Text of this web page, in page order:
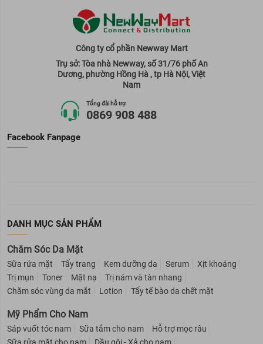
Công ty cổ phần Newway Mart
Trụ sở: Tòa nhà Newway, số 31/76 phố An
Dương, phường Hồng Hà , tp Hà Nội, Việt
Nam
Tổng đài hỗ trợ
0869 908 488
Facebook Fanpage
DANH MỤC SẢN PHẨM
Chăm Sóc Da Mặt
Sữa rửa mặt Tẩy trang Kem dưỡng da Serum
Xịt khoáng
Trị mụn
Toner Mặt nạ
Trị nám và tàn nhang
Chăm sóc vùng da mắt
Lotion Tẩy tế bào da chết mặt
Mỹ Phẩm Cho Nam
Sáp vuốt tóc nam Sữa tắm cho nam
Hỗ trợ mọc râu